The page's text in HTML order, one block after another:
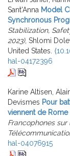
Sant'Anna Model
Synchronous
Stabilization,
2023), Shlomi
United States.
hal-04172396
Karine Altisen,
Devismes Pour
viennent de Rome
Francophones
hal-04076915